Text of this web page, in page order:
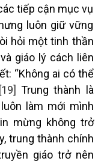
tiếp cận mục vụ
luôn giữ vững
hỏi một tinh thần
giáo lý cách liên
“Không ai có thể
[19] Trung thành là
làm mới mình
mừng không trở
trung thành chính
giáo trở nên